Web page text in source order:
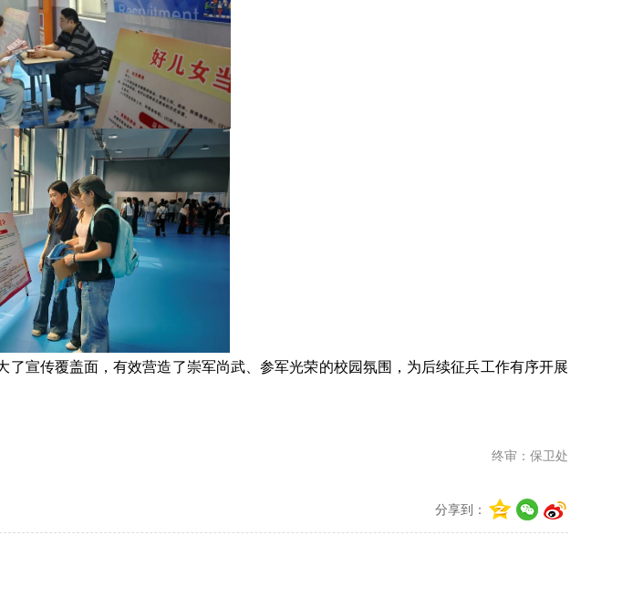
宣传覆盖面，有效营造了崇军尚武、参军光荣的校园氛围，为后续征兵工作有序开展
终审：保卫处
分享到：